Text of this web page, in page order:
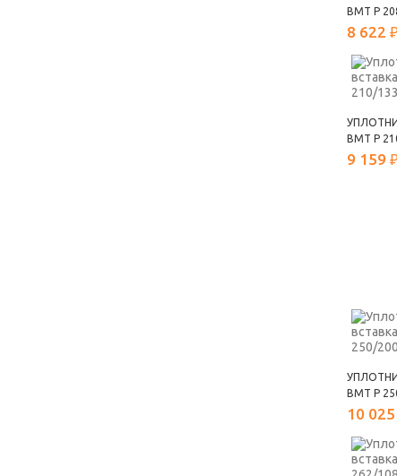
ВМТ Р
8 622
ВМТ Р
9 159
ВМТ Р
10